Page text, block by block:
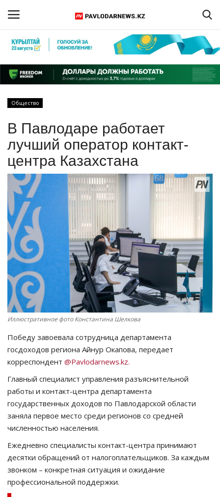
Регистрация
Главная
ПАВЛОДАРСКАЯ ОБЛАСТЬ
КАЗАХСТАН
МИР
СПЕЦПРОЕКТЫ
СПОРТ
Чек-лист
РАЗВЛЕЧЕНИЯ
OFFICIAL
Курултай
Язык
Қазақша Русский
Общество
В Павлодаре работает
лучший оператор контакт-
центра Казахстана
Иллюстративное фото Константина Шелкова
Победу завоевала сотрудница департамента
госдоходов региона Айнур Окапова, передает
корреспондент @Pavlodarnews.kz.
Главный специалист управления разъяснительной
работы и контакт-центра департамента
государственных доходов по Павлодарской области
заняла первое место среди регионов со средней
численностью населения.
Ежедневно специалисты контакт-центра принимают
десятки обращений от налогоплательщиков. За каждым
звонком – конкретная ситуация и ожидание
профессиональной поддержки.